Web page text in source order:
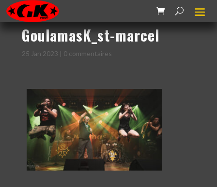
GoulamasK_st-marcel
25 Jan 2023 | 0 commentaires